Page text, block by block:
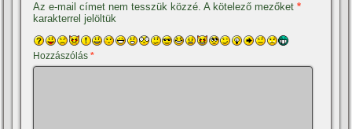
Az e-mail címet nem tesszük közzé. A kötelező mezőket*
karakterrel jelöltük
Hozzászólás*